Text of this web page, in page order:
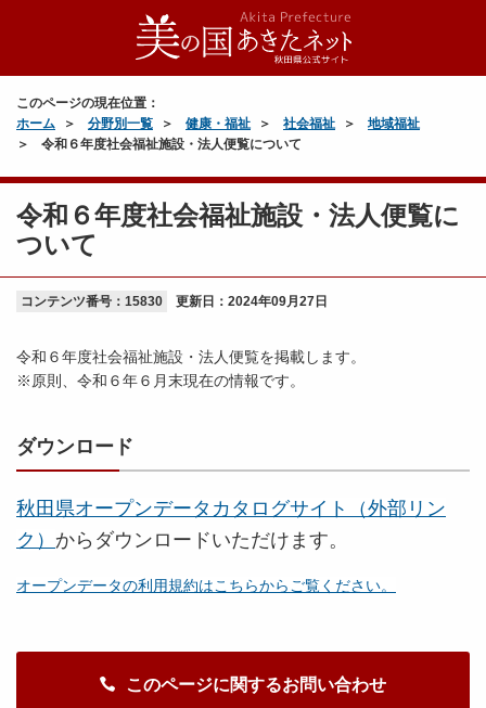
このページの現在位置：
ホーム
分野別一覧 健康・福祉 社会福祉
地域福祉
令和６年度社会福祉施設・法人便覧について
令和６年度社会福祉施設・法人便覧に
ついて
コンテンツ番号：15830 更新日： 2024年09月27日
令和６年度社会福祉施設・法人便覧を掲載します。
※原則、令和６年６月末現在の情報です。
ダウンロード
秋田県オープンデータカタログサイト（外部リン
ク） からダウンロードいただけます。
オープンデータの利用規約はこちらからご覧ください。
このページに関するお問い合わせ